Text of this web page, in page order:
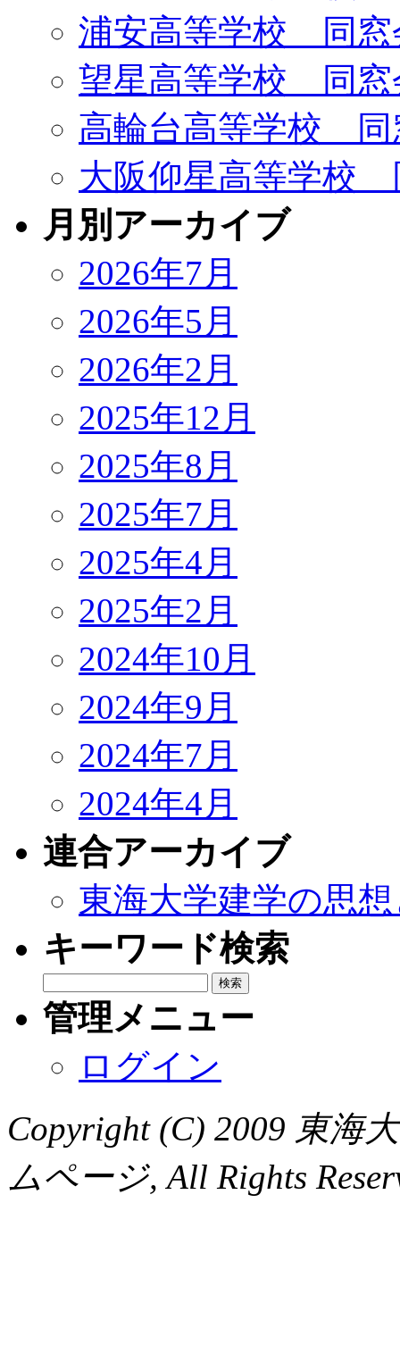
浦安高等学校 同窓
望星高等学校 同窓
高輪台高等学校 同
大阪仰星高等学校
月別アーカイブ
2026年7月
2026年5月
2026年2月
2025年12月
2025年8月
2025年7月
2025年4月
2025年2月
2024年10月
2024年9月
2024年7月
2024年4月
連合アーカイブ
東海大学建学の思
キーワード検索
管理メニュー
ログイン
Copyright (C) 2009 東
ムページ, All Rights